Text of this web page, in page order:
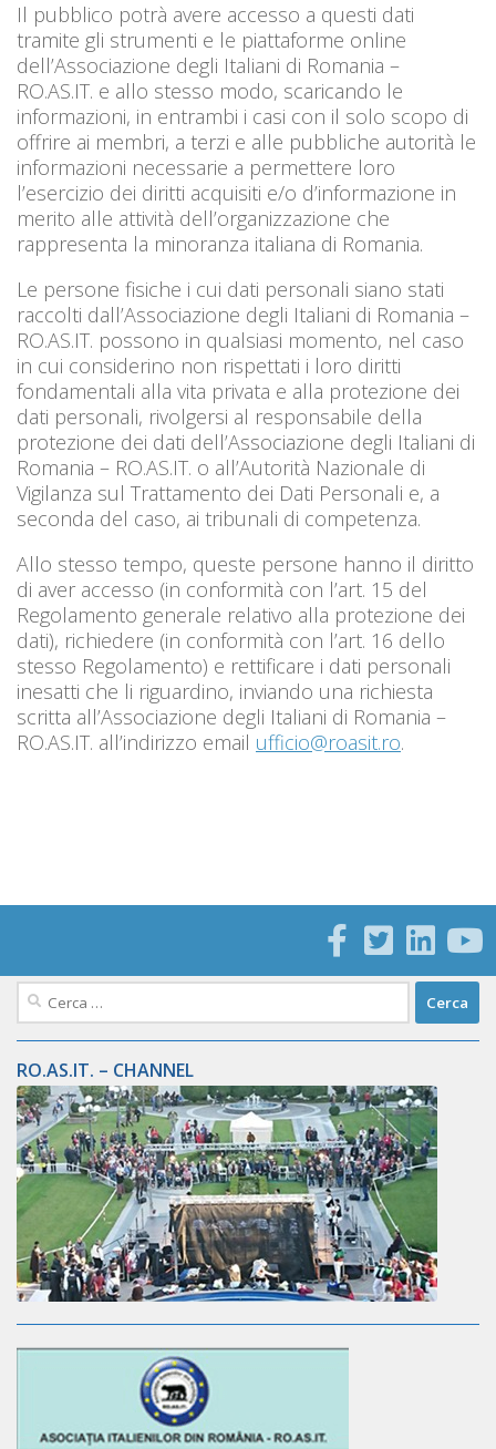
Il pubblico potrà avere accesso a questi dati
tramite gli strumenti e le piattaforme online
dell’Associazione degli Italiani di Romania –
RO.AS.IT. e allo stesso modo, scaricando le
informazioni, in entrambi i casi con il solo scopo di
offrire ai membri, a terzi e alle pubbliche autorità le
informazioni necessarie a permettere loro
l’esercizio dei diritti acquisiti e/o d’informazione in
merito alle attività dell’organizzazione che
rappresenta la minoranza italiana di Romania.
Le persone fisiche i cui dati personali siano stati
raccolti dall’Associazione degli Italiani di Romania –
RO.AS.IT. possono in qualsiasi momento, nel caso
in cui considerino non rispettati i loro diritti
fondamentali alla vita privata e alla protezione dei
dati personali, rivolgersi al responsabile della
protezione dei dati dell’Associazione degli Italiani di
Romania – RO.AS.IT. o all’Autorità Nazionale di
Vigilanza sul Trattamento dei Dati Personali e, a
seconda del caso, ai tribunali di competenza.
Allo stesso tempo, queste persone hanno il diritto
di aver accesso (in conformità con l’art. 15 del
Regolamento generale relativo alla protezione dei
dati), richiedere (in conformità con l’art. 16 dello
stesso Regolamento) e rettificare i dati personali
inesatti che li riguardino, inviando una richiesta
scritta all’Associazione degli Italiani di Romania –
RO.AS.IT. all’indirizzo email ufficio@roasit.ro.
Ricerca
RO.AS.IT. – CHANNEL